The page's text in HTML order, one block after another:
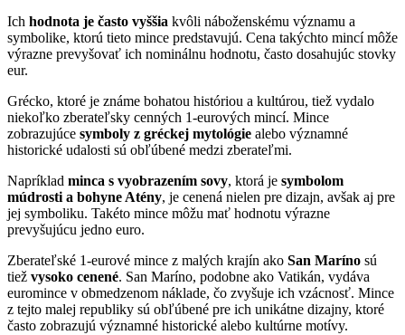
Ich hodnota je často vyššia kvôli náboženskému významu a
symbolike, ktorú tieto mince predstavujú. Cena takýchto mincí môže
výrazne prevyšovať ich nominálnu hodnotu, často dosahujúc stovky
eur.
Grécko, ktoré je známe bohatou históriou a kultúrou, tiež vydalo
niekoľko zberateľsky cenných 1-eurových mincí. Mince
zobrazujúce symboly z gréckej mytológie alebo významné
historické udalosti sú obľúbené medzi zberateľmi.
Napríklad minca s vyobrazením sovy, ktorá je symbolom
múdrosti a bohyne Atény, je cenená nielen pre dizajn, avšak aj pre
jej symboliku. Takéto mince môžu mať hodnotu výrazne
prevyšujúcu jedno euro.
Zberateľské 1-eurové mince z malých krajín ako San Maríno sú
tiež vysoko cenené. San Maríno, podobne ako Vatikán, vydáva
euromince v obmedzenom náklade, čo zvyšuje ich vzácnosť. Mince
z tejto malej republiky sú obľúbené pre ich unikátne dizajny, ktoré
často zobrazujú významné historické alebo kultúrne motívy.